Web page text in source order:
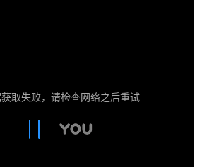
取失败，请检查网络之后重试